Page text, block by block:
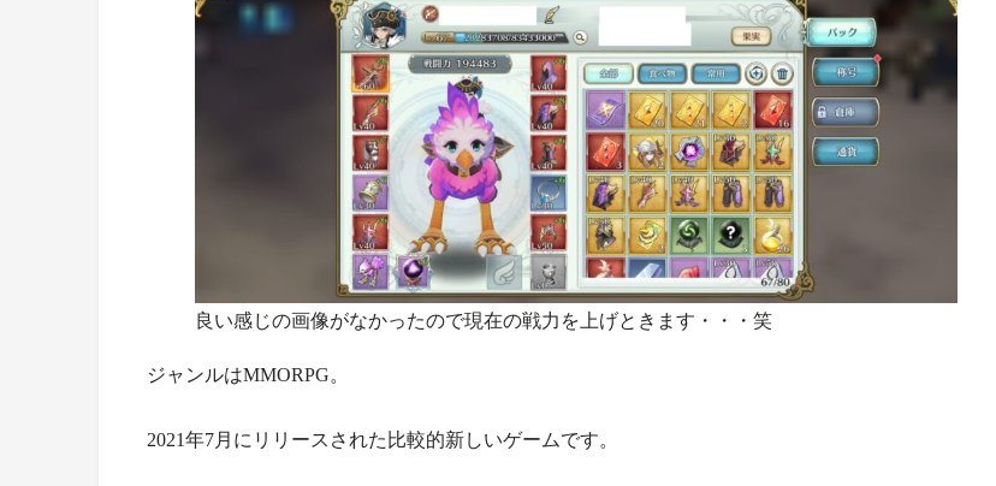
良い感じの画像がなかったので現在の戦力を上げときます・・・笑
ジャンルはMMORPG。
2021年7月にリリースされた比較的新しいゲームです。